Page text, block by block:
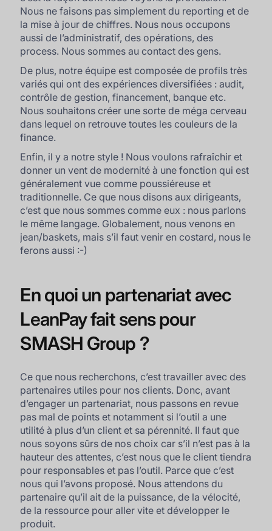
Nous ne faisons pas simplement du reporting et de
la mise à jour de chiffres. Nous nous occupons
aussi de l’administratif, des opérations, des
process. Nous sommes au contact des gens.
De plus, notre équipe est composée de profils très
variés qui ont des expériences diversifiées : audit,
contrôle de gestion, financement, banque etc.
Nous souhaitons créer une sorte de méga cerveau
dans lequel on retrouve toutes les couleurs de la
finance.
Enfin, il y a notre style ! Nous voulons rafraîchir et
donner un vent de modernité à une fonction qui est
généralement vue comme poussiéreuse et
traditionnelle. Ce que nous disons aux dirigeants,
c’est que nous sommes comme eux : nous parlons
le même langage. Globalement, nous venons en
jean/baskets, mais s’il faut venir en costard, nous le
ferons aussi :-)
En quoi un partenariat avec
LeanPay fait sens pour
SMASH Group ?
Ce que nous recherchons, c’est travailler avec des
partenaires utiles pour nos clients. Donc, avant
d’engager un partenariat, nous passons en revue
pas mal de points et notamment si l’outil a une
utilité à plus d’un client et sa pérennité. Il faut que
nous soyons sûrs de nos choix car s’il n’est pas à la
hauteur des attentes, c’est nous que le client tiendra
pour responsables et pas l’outil. Parce que c’est
nous qui l’avons proposé. Nous attendons du
partenaire qu’il ait de la puissance, de la vélocité,
de la ressource pour aller vite et développer le
produit.